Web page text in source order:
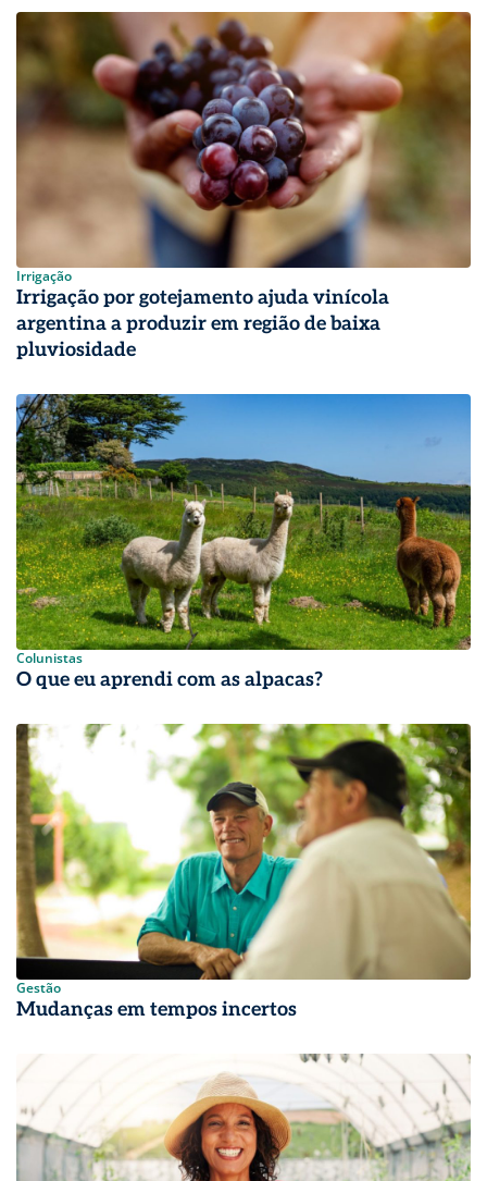
Irrigação
Irrigação por gotejamento ajuda vinícola
argentina a produzir em região de baixa
pluviosidade
Colunistas
O que eu aprendi com as alpacas?
Gestão
Mudanças em tempos incertos